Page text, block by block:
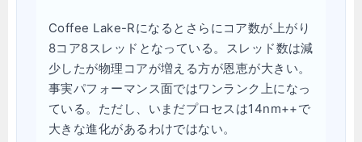
Coffee Lake-Rになるとさらにコア数が上がり
8コア8スレッドとなっている。スレッド数は減
少したが物理コアが増える方が恩恵が大きい。
事実パフォーマンス面ではワンランク上になっ
ている。ただし、いまだプロセスは14nm++で
大きな進化があるわけではない。